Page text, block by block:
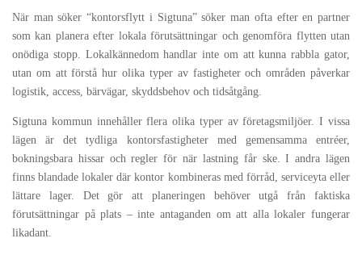
När man söker “kontorsflytt i Sigtuna” söker man ofta efter en partner
som kan planera efter lokala förutsättningar och genomföra flytten utan
onödiga stopp. Lokalkännedom handlar inte om att kunna rabbla gator,
utan om att förstå hur olika typer av fastigheter och områden påverkar
logistik, access, bärvägar, skyddsbehov och tidsåtgång.
Sigtuna kommun innehåller flera olika typer av företagsmiljöer. I vissa
lägen är det tydliga kontorsfastigheter med gemensamma entréer,
bokningsbara hissar och regler för när lastning får ske. I andra lägen
finns blandade lokaler där kontor kombineras med förråd, serviceyta eller
lättare lager. Det gör att planeringen behöver utgå från faktiska
förutsättningar på plats – inte antaganden om att alla lokaler fungerar
likadant.